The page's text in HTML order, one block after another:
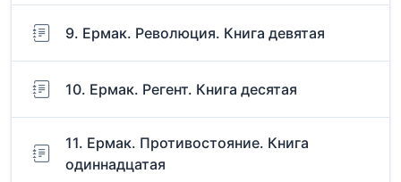
9. Ермак. Революция. Книга девятая
10. Ермак. Регент. Книга десятая
11. Ермак. Противостояние. Книга
одиннадцатая